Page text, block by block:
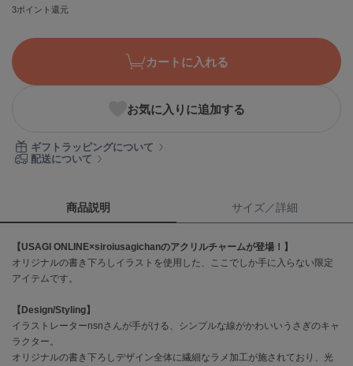
Barbour
バブアー
Beyond Closet
Calvin Klein
カルバン・クライン
セルフォード
célon
セロン
CODE A
コードエー
3ポイント還元
カートに入れる
お気に入りに追加する
ギフトラッピングについて
配送について
商品説明 サイズ／詳細
【USAGI ONLINE×siroiusagichanのアクリルチャームが登場！】
オリジナルの書き下ろしイラストを使用した、ここでしか手に入らない限定
アイテムです。
【Design/Styling】
イラストレーターnsnさんが手がける、シンプルな線がかわいいうさぎのキャ
ラクター。
オリジナルの書き下ろしデザイン全体に繊細なラメ加工が施されており、光